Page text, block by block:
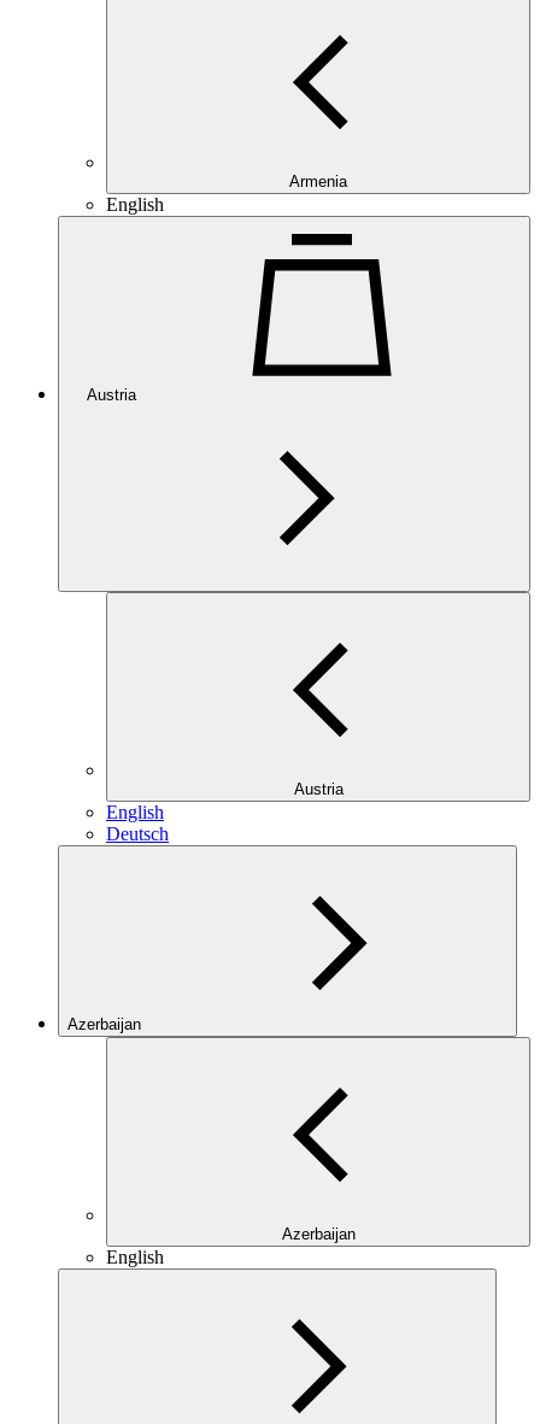
Armenia
English
Austria
Austria
English
Deutsch
Azerbaijan
Azerbaijan
English